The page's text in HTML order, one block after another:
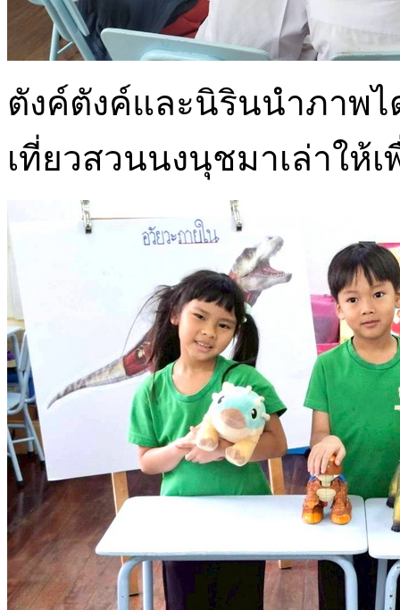
ตังค์ตังค์และนิรินนำภาพไ
เที่ยวสวนนงนุชมาเล่าให้